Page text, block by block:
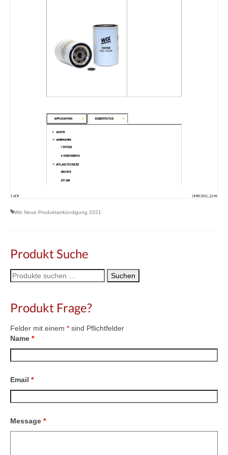
Wix Neue Produktankündigung 2021
Produkt Suche
Suche
nach:
Suchen
Produkt Frage?
Felder mit einem * sind Pflichtfelder
Name *
Email *
Message *